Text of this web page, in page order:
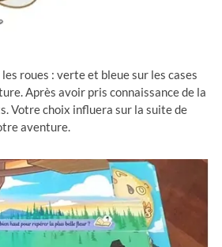
roues : verte et bleue sur les cases
Après avoir pris connaissance de la
Votre choix influera sur la suite de
aventure.